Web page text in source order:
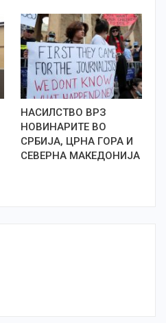
НАСИЛСТВО ВРЗ
НОВИНАРИТЕ ВО
СРБИЈА, ЦРНА ГОРА И
СЕВЕРНА МАКЕДОНИЈА